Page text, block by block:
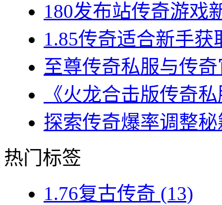
180发布站传奇游戏
1.85传奇适合新手
至尊传奇私服与传
《火龙合击版传奇
探索传奇爆率调整
热门标签
1.76复古传奇 (13)